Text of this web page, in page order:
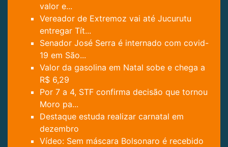
valor e...
Vereador de Extremoz vai até Jucurutu
entregar Tít...
Senador José Serra é internado com covid-
19 em São...
Valor da gasolina em Natal sobe e chega a
R$ 6,29
Por 7 a 4, STF confirma decisão que tornou
Moro pa...
Destaque estuda realizar carnatal em
dezembro
Vídeo: Sem máscara Bolsonaro é recebido